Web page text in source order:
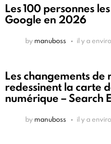
Les 100 personnes
Google en 2026
by manuboss il y a
Les changements de
redessinent la carte
numérique – Search
by manuboss il y a